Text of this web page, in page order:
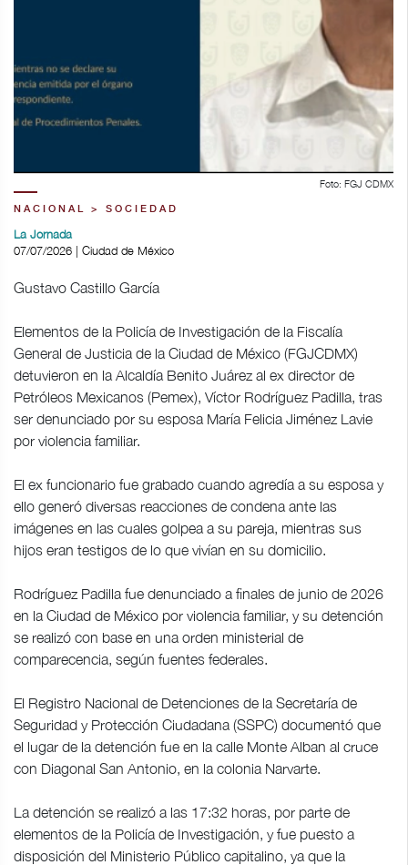
Foto: FGJ CDMX
NACIONAL > SOCIEDAD
La Jornada
07/07/2026 | Ciudad de México
Gustavo Castillo García
Elementos de la Policía de Investigación de la Fiscalía
General de Justicia de la Ciudad de México (FGJCDMX)
detuvieron en la Alcaldía Benito Juárez al ex director de
Petróleos Mexicanos (Pemex), Víctor Rodríguez Padilla, tras
ser denunciado por su esposa María Felicia Jiménez Lavie
por violencia familiar.
El ex funcionario fue grabado cuando agredía a su esposa y
ello generó diversas reacciones de condena ante las
imágenes en las cuales golpea a su pareja, mientras sus
hijos eran testigos de lo que vivían en su domicilio.
Rodríguez Padilla fue denunciado a finales de junio de 2026
en la Ciudad de México por violencia familiar, y su detención
se realizó con base en una orden ministerial de
comparecencia, según fuentes federales.
El Registro Nacional de Detenciones de la Secretaría de
Seguridad y Protección Ciudadana (SSPC) documentó que
el lugar de la detención fue en la calle Monte Alban al cruce
con Diagonal San Antonio, en la colonia Narvarte.
La detención se realizó a las 17:32 horas, por parte de
elementos de la Policía de Investigación, y fue puesto a
disposición del Ministerio Público capitalino, ya que la